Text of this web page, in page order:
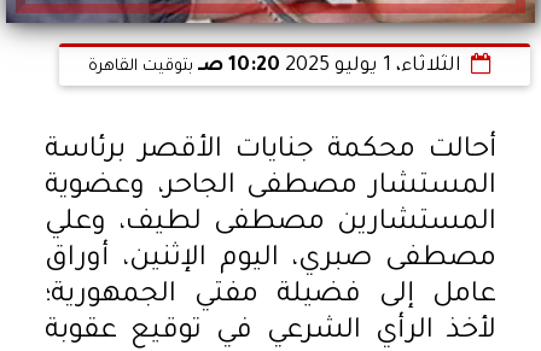
الثلاثاء، 1 يوليو 2025 10:20 صـ بتوقيت القاهرة
أحالت محكمة جنايات الأقصر برئاسة
المستشار مصطفى الجاحر، وعضوية
المستشارين مصطفى لطيف، وعلي
مصطفى صبري، اليوم الإثنين، أوراق
عامل إلى فضيلة مفتي الجمهورية؛
لأخذ الرأي الشرعي في توقيع عقوبة